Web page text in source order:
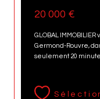
20 000 €
GLOBAL
Germond-Rouvre,
seulement 20